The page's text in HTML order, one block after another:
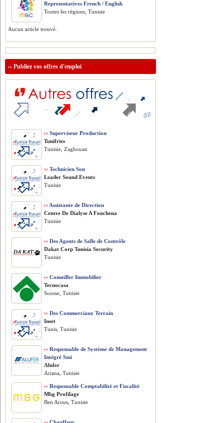
Representatives French / English
Toutes les régions, Tunisie
Aucun article trouvé.
››Publiez vos offres d'emploi
›› Superviseur Production
Tunifries
Tunisie, Zaghouan
›› Technicien Son
Leader Sound Events
Tunisie
›› Assistante de Direction
Centre De Dialyse A Fouchena
Tunisie
›› Des Agents de Salle de Contrôle
Dakat Corp Tunisia Security
Tunisie
›› Conseiller Immobilier
Tecnocasa
Sousse, Tunisie
›› Des Commerciaux Terrain
Inset
Tunis, Tunisie
›› Responsable de Système de Management
Intégré Smi
Alufer
Ariana, Tunisie
›› Responsable Comptabilité et Fiscalité
Mbg Profilage
Ben Arous, Tunisie